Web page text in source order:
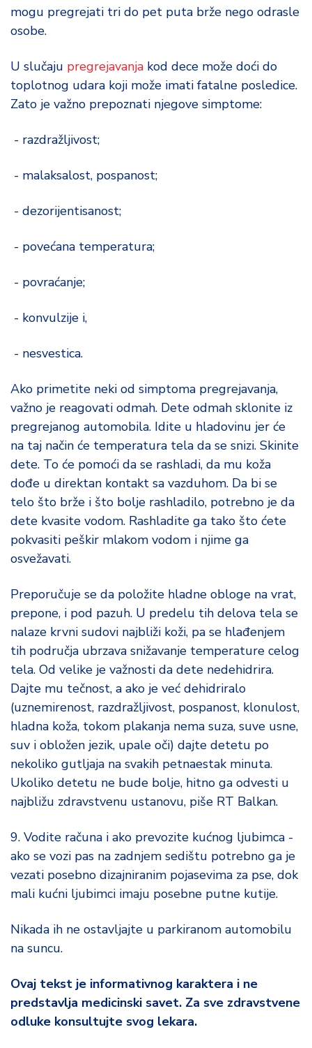
mogu pregrejati tri do pet puta brže nego odrasle
osobe.
U slučaju pregrejavanja kod dece može doći do
toplotnog udara koji može imati fatalne posledice.
Zato je važno prepoznati njegove simptome:
- razdražljivost;
- malaksalost, pospanost;
- dezorijentisanost;
- povećana temperatura;
- povraćanje;
- konvulzije i,
- nesvestica.
Ako primetite neki od simptoma pregrejavanja,
važno je reagovati odmah. Dete odmah sklonite iz
pregrejanog automobila. Idite u hladovinu jer će
na taj način će temperatura tela da se snizi. Skinite
dete. To će pomoći da se rashladi, da mu koža
dođe u direktan kontakt sa vazduhom. Da bi se
telo što brže i što bolje rashladilo, potrebno je da
dete kvasite vodom. Rashladite ga tako što ćete
pokvasiti peškir mlakom vodom i njime ga
osvežavati.
Preporučuje se da položite hladne obloge na vrat,
prepone, i pod pazuh. U predelu tih delova tela se
nalaze krvni sudovi najbliži koži, pa se hlađenjem
tih područja ubrzava snižavanje temperature celog
tela. Od velike je važnosti da dete nedehidrira.
Dajte mu tečnost, a ako je već dehidriralo
(uznemirenost, razdražljivost, pospanost, klonulost,
hladna koža, tokom plakanja nema suza, suve usne,
suv i obložen jezik, upale oči) dajte detetu po
nekoliko gutljaja na svakih petnaestak minuta.
Ukoliko detetu ne bude bolje, hitno ga odvesti u
najbližu zdravstvenu ustanovu, piše RT Balkan.
9. Vodite računa i ako prevozite kućnog ljubimca -
ako se vozi pas na zadnjem sedištu potrebno ga je
vezati posebno dizajniranim pojasevima za pse, dok
mali kućni ljubimci imaju posebne putne kutije.
Nikada ih ne ostavljajte u parkiranom automobilu
na suncu.
Ovaj tekst je informativnog karaktera i ne
predstavlja medicinski savet. Za sve zdravstvene
odluke konsultujte svog lekara.